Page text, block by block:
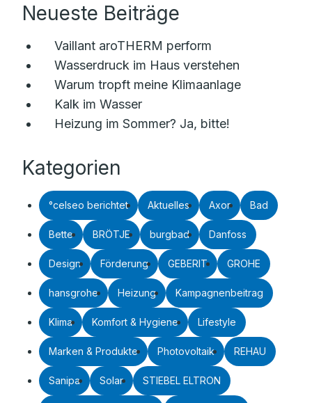
Neueste Beiträge
Vaillant aroTHERM perform
Wasserdruck im Haus verstehen
Warum tropft meine Klimaanlage
Kalk im Wasser
Heizung im Sommer? Ja, bitte!
Kategorien
°celseo berichtet Aktuelles Axor Bad
Bette BRÖTJE burgbad Danfoss
Design Förderung GEBERIT GROHE
hansgrohe Heizung Kampagnenbeitrag
Klima Komfort & Hygiene Lifestyle
Marken & Produkte Photovoltaik REHAU
Sanipa Solar STIEBEL ELTRON